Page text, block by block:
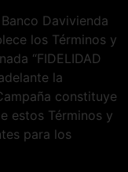
Davivienda
los Términos y
“FIDELIDAD
la
constituye
estos Términos y
para los